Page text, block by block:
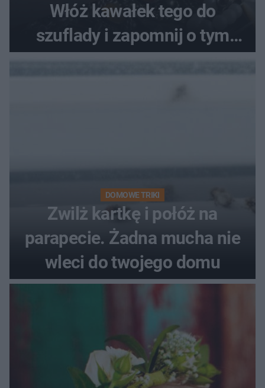
Włóż kawałek tego do
szuflady i zapomnij o tym
DOMOWE TRIKI
Zwilż kartkę i połóż na
parapecie. Żadna mucha nie
wleci do twojego domu